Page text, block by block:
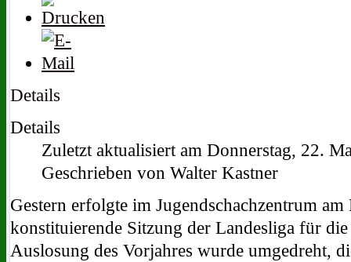
Details
Details
Zuletzt aktualisiert am Donnerstag, 22.
Geschrieben von Walter Kastner
Gestern erfolgte im Jugendschachzentrum
konstituierende Sitzung der Landesliga für
Auslosung des Vorjahres wurde umgedreht,